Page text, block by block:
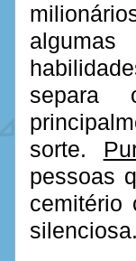
separa
sorte.
pessoas
cemitério
silenciosa.